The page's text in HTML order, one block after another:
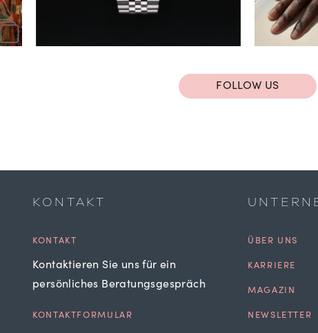
FOLLOW US
KONTAKT
KONTAKT
Kontaktieren Sie uns für ein
persönliches Beratungsgespräch
KONTAKTFORMULAR
ÜBER UNS
KARRIERE
MAGAZIN
NEWSLETTER